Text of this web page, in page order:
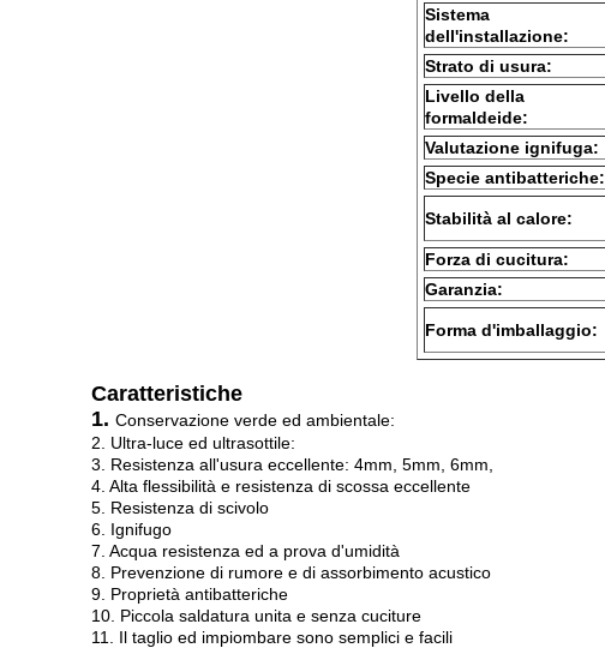
Sistema
dell'installazione:
Strato di usura:
Livello della
formaldeide:
Valutazione ignifuga:
Specie antibatteriche:
Stabilità al calore:
Forza di cucitura:
Garanzia:
Forma d'imballaggio:
Caratteristiche
1. Conservazione verde ed ambientale:
2. Ultra-luce ed ultrasottile:
3. Resistenza all'usura eccellente: 4mm, 5mm, 6mm,
4. Alta flessibilità e resistenza di scossa eccellente
5. Resistenza di scivolo
6. Ignifugo
7. Acqua resistenza ed a prova d'umidità
8. Prevenzione di rumore e di assorbimento acustico
9. Proprietà antibatteriche
10. Piccola saldatura unita e senza cuciture
11. Il taglio ed impiombare sono semplici e facili